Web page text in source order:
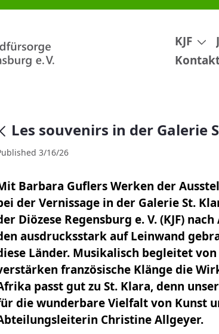
St. Klara
KJF
null
Les souvenirs in der Galerie
3/16/26
Barbara Guflers Werken der
der Vernissage in der Galerie St.
Diözese Regensburg e. V. (KJF)
ausdrucksstark auf Leinwand
Länder. Musikalisch begleitet
französische Klänge die
passt gut zu St. Klara, denn
die wunderbare Vielfalt von Kunst
Christine Allgeyer.